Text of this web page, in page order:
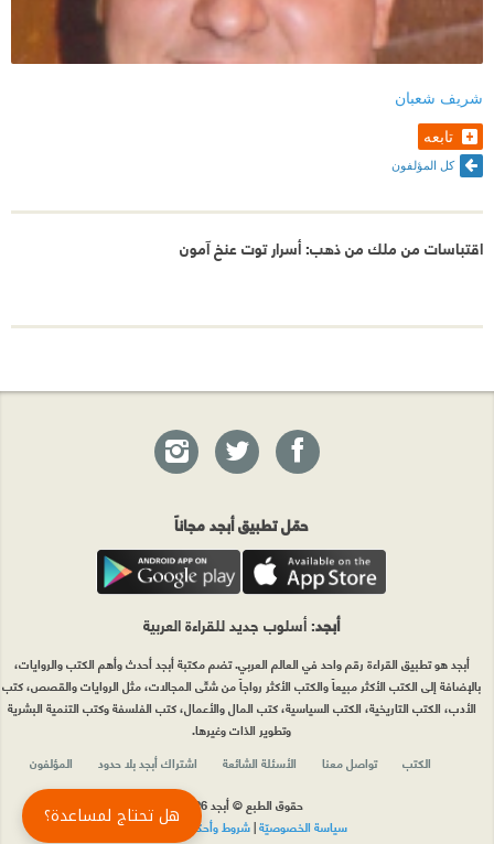
شريف شعبان
تابعه
كل المؤلفون
اقتباسات من ملك من ذهب: أسرار توت عنخ آمون
حمّل تطبيق أبجد مجاناً
أبجد: أسلوب جديد للقراءة العربية
أبجد هو تطبيق القراءة رقم واحد في العالم العربي. تضم مكتبة أبجد أحدث وأهم الكتب والروايات،
بالإضافة إلى الكتب الأكثر مبيعاً والكتب الأكثر رواجاً من شتّى المجالات، مثل الروايات والقصص، كتب
الأدب، الكتب التاريخية، الكتب السياسية، كتب المال والأعمال، كتب الفلسفة وكتب التنمية البشرية
وتطوير الذات وغيرها.
الكتب
تواصل معنا الأسئلة الشائعة اشتراك أبجد بلا حدود
المؤلفون
حقوق الطبع © أبجد 2026
سياسة الخصوصيّة|شروط وأحكام الاستخدامهل تحتاج لمساعدة؟